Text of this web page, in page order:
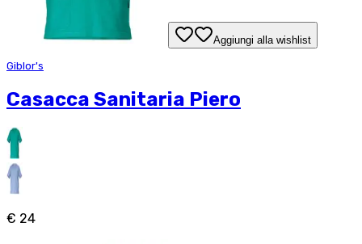
Aggiungi alla wishlist
Giblor's
Casacca Sanitaria Piero
€ 24